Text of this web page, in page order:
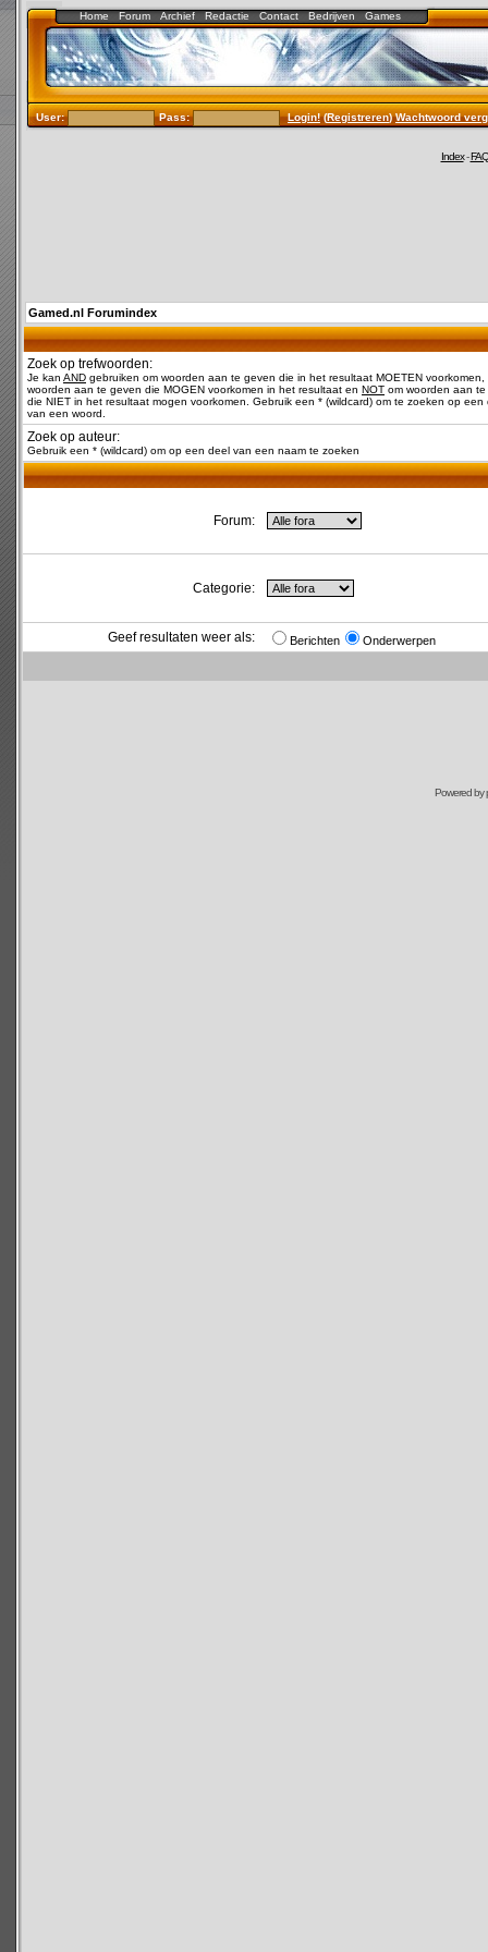
Home Forum Archief Redactie Contact Bedrijven Games
User: Pass: Login!(Registreren)Wachtwoord
Index-FAQ
Gamed.nl Forumindex
Zoek op trefwoorden:
Je kan AND gebruiken om woorden aan te geven die in het resultaat MOETEN voorkomen,
woorden aan te geven die MOGEN voorkomen in het resultaat en NOT om woorden aan
die NIET in het resultaat mogen voorkomen. Gebruik een * (wildcard) om te zoeken op een
van een woord.
Zoek op auteur:
Gebruik een * (wildcard) om op een deel van een naam te zoeken
Forum:
Categorie:
Geef resultaten weer als: Berichten Onderwerpen
Powered by